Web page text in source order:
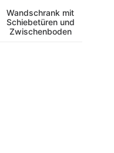
Wandschrank mit
Schiebetüren und
Zwischenboden